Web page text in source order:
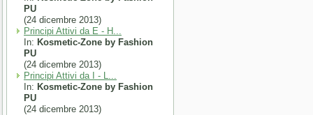
PU
(24 dicembre 2013)
Principi Attivi da E - H...
In: Kosmetic-Zone by Fashion
PU
(24 dicembre 2013)
Principi Attivi da I - L...
In: Kosmetic-Zone by Fashion
PU
(24 dicembre 2013)